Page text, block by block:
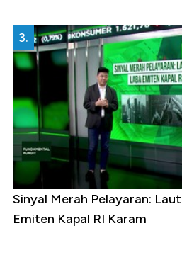
3.
Sinyal Merah Pelayaran:
Emiten Kapal RI Karam